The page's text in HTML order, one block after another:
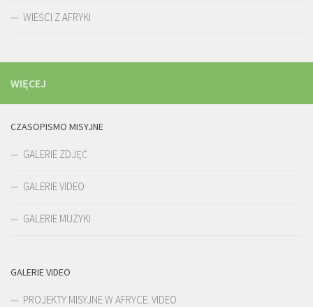
WIEŚCI Z AFRYKI
WIĘCEJ
CZASOPISMO MISYJNE
GALERIE ZDJĘĆ
GALERIE VIDEO
GALERIE MUZYKI
GALERIE VIDEO
PROJEKTY MISYJNE W AFRYCE. VIDEO